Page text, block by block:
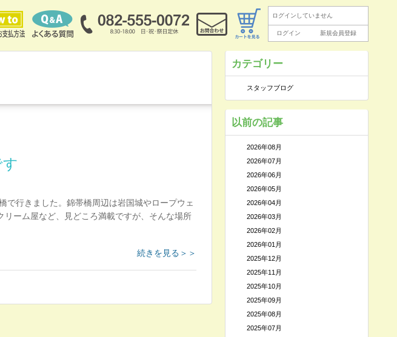
ログインしていません
ログイン 新規会員登録
で行きました。錦帯橋周辺は岩国城やロープウェ
ーム屋など、見どころ満載ですが、そんな場所
続きを見る＞＞
カテゴリー
スタッフブログ
以前の記事
2026年08月
2026年07月
2026年06月
2026年05月
2026年04月
2026年03月
2026年02月
2026年01月
2025年12月
2025年11月
2025年10月
2025年09月
2025年08月
2025年07月